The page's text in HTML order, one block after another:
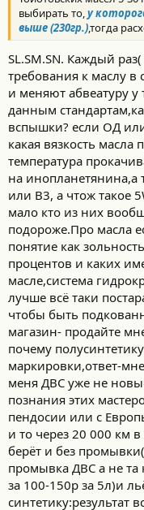
выбирать то,у
выше (230гр.),тогда
SL.SM.SN. Каждый
требования к маслу
и меняют абвеатуру у
данным
вспышки? если ОД
какая вязкость масла
температура
на инопланетянина,а
или В3, а чтож такое
мало кто из них
подороже.Про масла
понятие как
процентов и каких
масле,система
лучше всё таки
чтобы быть
магазин- продайте
почему
маркировки,ответ-
меня ДВС уже не
познания этих
пендосии или с
и то через 20 000 км
берёт и без
промывка ДВС а не
за 100-150р за 5л)и
синтетику:результат